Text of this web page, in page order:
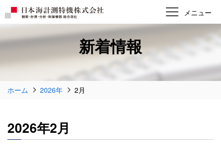
新着情報
ホーム 2026年 2月
2026年2月